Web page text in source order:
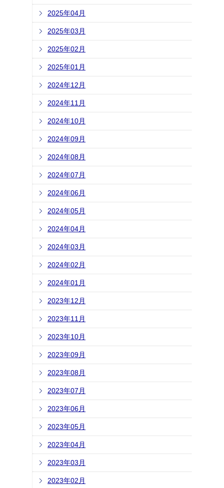
2025年04月
2025年03月
2025年02月
2025年01月
2024年12月
2024年11月
2024年10月
2024年09月
2024年08月
2024年07月
2024年06月
2024年05月
2024年04月
2024年03月
2024年02月
2024年01月
2023年12月
2023年11月
2023年10月
2023年09月
2023年08月
2023年07月
2023年06月
2023年05月
2023年04月
2023年03月
2023年02月